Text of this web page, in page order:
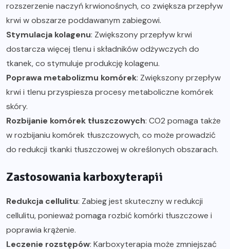
rozszerzenie naczyń krwionośnych, co zwiększa przepływ
krwi w obszarze poddawanym zabiegowi.
Stymulacja kolagenu: Zwiększony przepływ krwi
dostarcza więcej tlenu i składników odżywczych do
tkanek, co stymuluje produkcję kolagenu.
Poprawa metabolizmu komórek: Zwiększony przepływ
krwi i tlenu przyspiesza procesy metaboliczne komórek
skóry.
Rozbijanie komórek tłuszczowych: CO2 pomaga także
w rozbijaniu komórek tłuszczowych, co może prowadzić
do redukcji tkanki tłuszczowej w określonych obszarach.
Zastosowania karboxyterapii
Redukcja cellulitu: Zabieg jest skuteczny w redukcji
cellulitu, ponieważ pomaga rozbić komórki tłuszczowe i
poprawia krążenie.
Leczenie rozstępów: Karboxyterapia może zmniejszać